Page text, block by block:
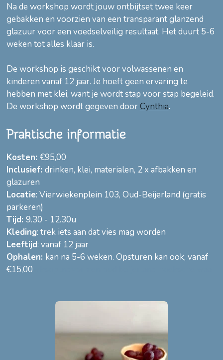
Na de workshop wordt jouw ontbijtset twee keer
gebakken en voorzien van een transparant glanzend
glazuur voor een voedselveilig resultaat. Het duurt 5-6
weken tot alles klaar is.
De workshop is geschikt voor volwassenen en
kinderen vanaf 12 jaar. Je hoeft geen ervaring te
hebben met klei, want je wordt stap voor stap begeleid.
De workshop wordt gegeven doorCynthia.
Praktische informatie
Kosten: €95,00
Inclusief: drinken, klei, materialen, 2 x afbakken en
glazuren
Locatie: Vierwiekenplein 103, Oud-Beijerland (gratis
parkeren)
Tijd: 9.30 - 12.30u
Kleding: trek iets aan dat vies mag worden
Leeftijd: vanaf 12 jaar
Ophalen: kan na 5-6 weken. Opsturen kan ook, vanaf
€15,00